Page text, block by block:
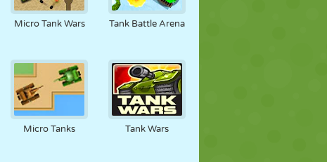
VUELO COMIDA DIVERTIDOS
PIXEL ART PLATAFORMAS PISCINA
FÚTBOL ESPACIALES STICKMAN
Micro Tank Wars Tank Battle Arena
Micro Tanks Tank Wars